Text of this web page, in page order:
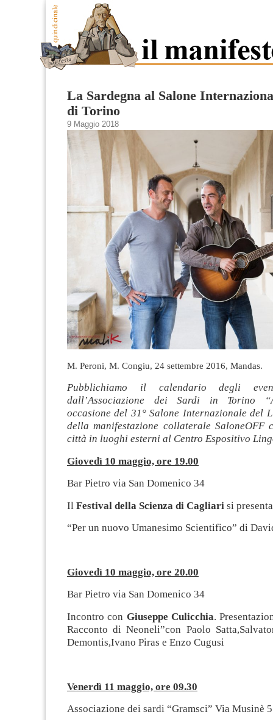
La Sardegna al Salone
di Torino
9 Maggio 2018
M. Peroni, M. Congiu, 24 settembre 2016, Mandas.
Pubblichiamo il calendario degli
dall’Associazione dei Sardi in Torino
occasione del 31° Salone Internazionale del
della manifestazione collaterale SaloneOFF
città in luoghi esterni al Centro Espositivo
Giovedì 10 maggio, ore 19.00
Bar Pietro via San Domenico 34
Il Festival della Scienza di Cagliari si
“Per un nuovo Umanesimo Scientifico” di
Giovedì 10 maggio, ore 20.00
Bar Pietro via San Domenico 34
Incontro con Giuseppe Culicchia.
Racconto di Neoneli”con Paolo
Demontis,Ivano Piras e Enzo Cugusi
Venerdì 11 maggio, ore 09.30
Associazione dei sardi “Gramsci” Via Musinè 5